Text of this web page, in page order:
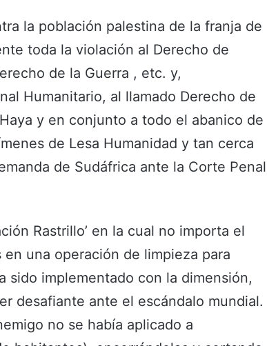
la población palestina de la franja de
toda la violación al Derecho de
de la Guerra , etc. y,
Humanitario, al llamado Derecho de
y en conjunto a todo el abanico de
de Lesa Humanidad y tan cerca
de Sudáfrica ante la Corte Penal
Rastrillo’ en la cual no importa el
una operación de limpieza para
sido implementado con la dimensión,
desafiante ante el escándalo mundial.
no se había aplicado a